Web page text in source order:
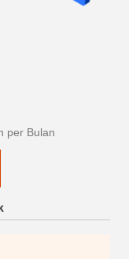
per Bulan